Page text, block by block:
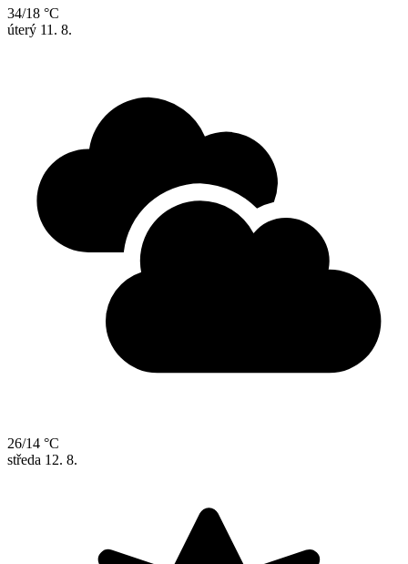
34/18 °C
úterý 11. 8.
26/14 °C
středa 12. 8.